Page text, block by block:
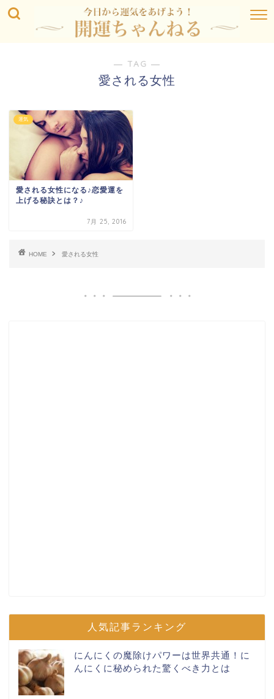
― TAG ―
愛される女性
運気
愛される女性になる♪恋愛運を
上げる秘訣とは？♪
7月 25, 2016
HOME 愛される女性
人気記事ランキング
にんにくの魔除けパワーは世界共通！に
んにくに秘められた驚くべき力とは